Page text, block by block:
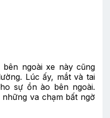
ngoài xe này cũng
Lúc ấy, mắt và tai
sự ồn ào bên ngoài.
va chạm bất ngờ